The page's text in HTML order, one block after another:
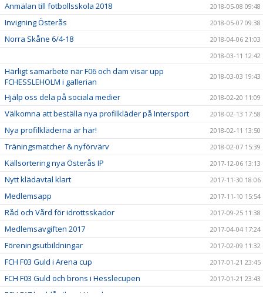
Anmälan till fotbollsskola 2018 2018-05-08 09:48
Invigning Österås 2018-05-07 09:38
Norra Skåne 6/4-18
2018-04-06 21:03
2018-03-11 12:42
Härligt samarbete när F06 och dam visar upp
FCHESSLEHOLM i gallerian
2018-03-03 19:43
Hjälp oss dela på sociala medier 2018-02-20 11:09
Välkomna att beställa nya profilkläder på Intersport 2018-02-13 17:58
Nya profilkläderna är här! 2018-02-11 13:50
Träningsmatcher & nyförvärv 2018-02-07 15:39
Källsortering nya Österås IP 2017-12-06 13:13
Nytt klädavtal klart 2017-11-30 18:06
Medlemsapp 2017-11-10 15:54
Råd och Vård för idrottsskador 2017-09-25 11:38
Medlemsavgiften 2017 2017-04-04 17:24
Föreningsutbildningar 2017-02-09 11:32
FCH F03 Guld i Arena cup 2017-01-21 23:45
FCH F03 Guld och brons i Hesslecupen 2017-01-21 23:43
FCH F17 lag blå silver i Hesslecupen